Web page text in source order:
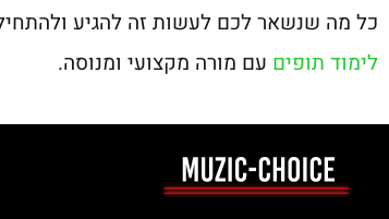
כל מה שנשאר לכם לעשות זה להגיע
לימוד תופים עם מורה מקצועי ומנוסה.